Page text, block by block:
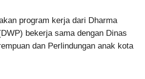
program kerja dari Dharma
bekerja sama dengan Dinas
dan Perlindungan anak kota